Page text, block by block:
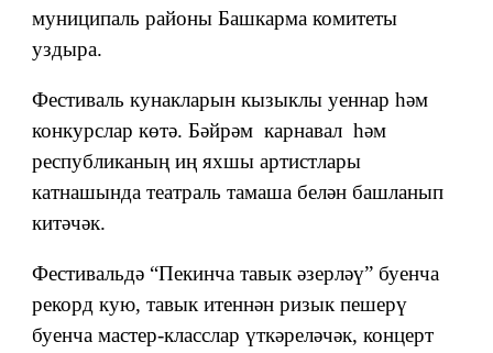
муниципаль районы Башкарма комитеты
уздыра.
Фестиваль кунакларын кызыклы уеннар һәм
конкурслар көтә. Бәйрәм карнавал һәм
республиканың иң яхшы артистлары
катнашында театраль тамаша белән башланып
китәчәк.
Фестивальдә “Пекинча тавык әзерләү” буенча
рекорд кую, тавык итеннән ризык пешерү
буенча мастер-класслар үткәреләчәк, концерт